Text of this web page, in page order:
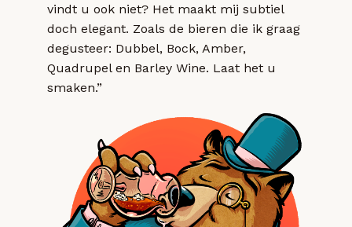
vindt u ook niet? Het maakt mij subtiel
doch elegant. Zoals de bieren die ik graag
degusteer: Dubbel, Bock, Amber,
Quadrupel en Barley Wine. Laat het u
smaken.”